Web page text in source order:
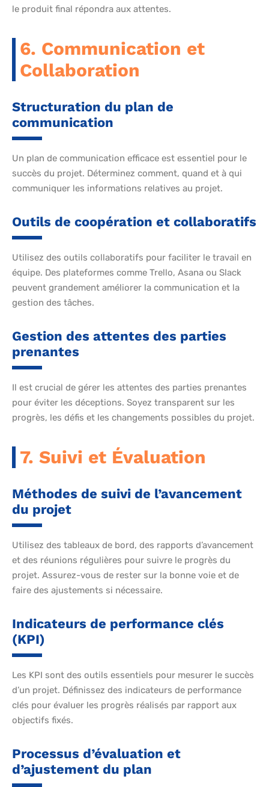
le produit final répondra aux attentes.
6. Communication et
Collaboration
Structuration du plan de
communication
Un plan de communication efficace est essentiel pour le
succès du projet. Déterminez comment, quand et à qui
communiquer les informations relatives au projet.
Outils de coopération et collaboratifs
Utilisez des outils collaboratifs pour faciliter le travail en
équipe. Des plateformes comme Trello, Asana ou Slack
peuvent grandement améliorer la communication et la
gestion des tâches.
Gestion des attentes des parties
prenantes
Il est crucial de gérer les attentes des parties prenantes
pour éviter les déceptions. Soyez transparent sur les
progrès, les défis et les changements possibles du projet.
7. Suivi et Évaluation
Méthodes de suivi de l’avancement
du projet
Utilisez des tableaux de bord, des rapports d’avancement
et des réunions régulières pour suivre le progrès du
projet. Assurez-vous de rester sur la bonne voie et de
faire des ajustements si nécessaire.
Indicateurs de performance clés
(KPI)
Les KPI sont des outils essentiels pour mesurer le succès
d’un projet. Définissez des indicateurs de performance
clés pour évaluer les progrès réalisés par rapport aux
objectifs fixés.
Processus d’évaluation et
d’ajustement du plan